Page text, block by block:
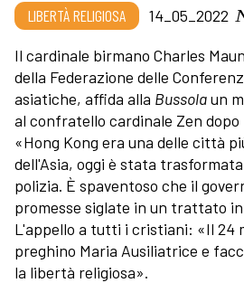
LIBERTÀ RELIGIOSA 14_05_2022
Il cardinale birmano Charles
della Federazione delle
asiatiche, affida alla Bussolaun
al confratello cardinale Zen
«Hong Kong era una delle città
dell'Asia, oggi è stata
polizia. È spaventoso che il
promesse siglate in un trattato
L'appello a tutti i cristiani: «Il 24
preghino Maria Ausiliatrice e
la libertà religiosa».